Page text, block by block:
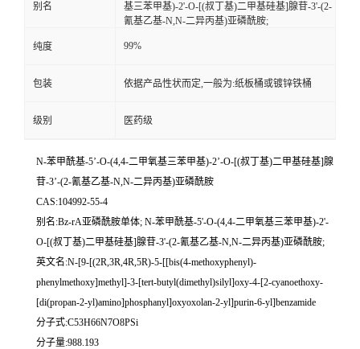
别名
基三苯甲基)-2'-O-[(叔丁基)二甲基硅基]腺苷-3'-(2-
氰基乙基-N,N-二异丙基)亚磷酰胺;
纯度 99%
包装 依据产品性状而定,一般为:纸板桶或镀锌铁桶
级别 医药级
N-苯甲酰基-5’-O-(4,4-二甲氧基三苯甲基)-2’-O-[(叔丁基)二甲基硅基]腺
苷-3’-(2-氰基乙基-N,N-二异丙基)亚磷酰胺
CAS:104992-55-4
别名:Bz-rA亚磷酰胺单体; N-苯甲酰基-5'-O-(4,4-二甲氧基三苯甲基)-2'-
O-[(叔丁基)二甲基硅基]腺苷-3'-(2-氰基乙基-N,N-二异丙基)亚磷酰胺;
英文名:N-[9-[(2R,3R,4R,5R)-5-[[bis(4-methoxyphenyl)-
phenylmethoxy]methyl]-3-[tert-butyl(dimethyl)silyl]oxy-4-[2-cyanoethoxy-
[di(propan-2-yl)amino]phosphanyl]oxyoxolan-2-yl]purin-6-yl]benzamide
分子式:C53H66N7O8PSi
分子量:988.193